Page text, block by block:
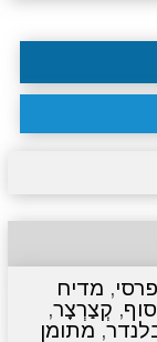
פרסי, מדיח
, קְצַרְצָר,
, מתומן